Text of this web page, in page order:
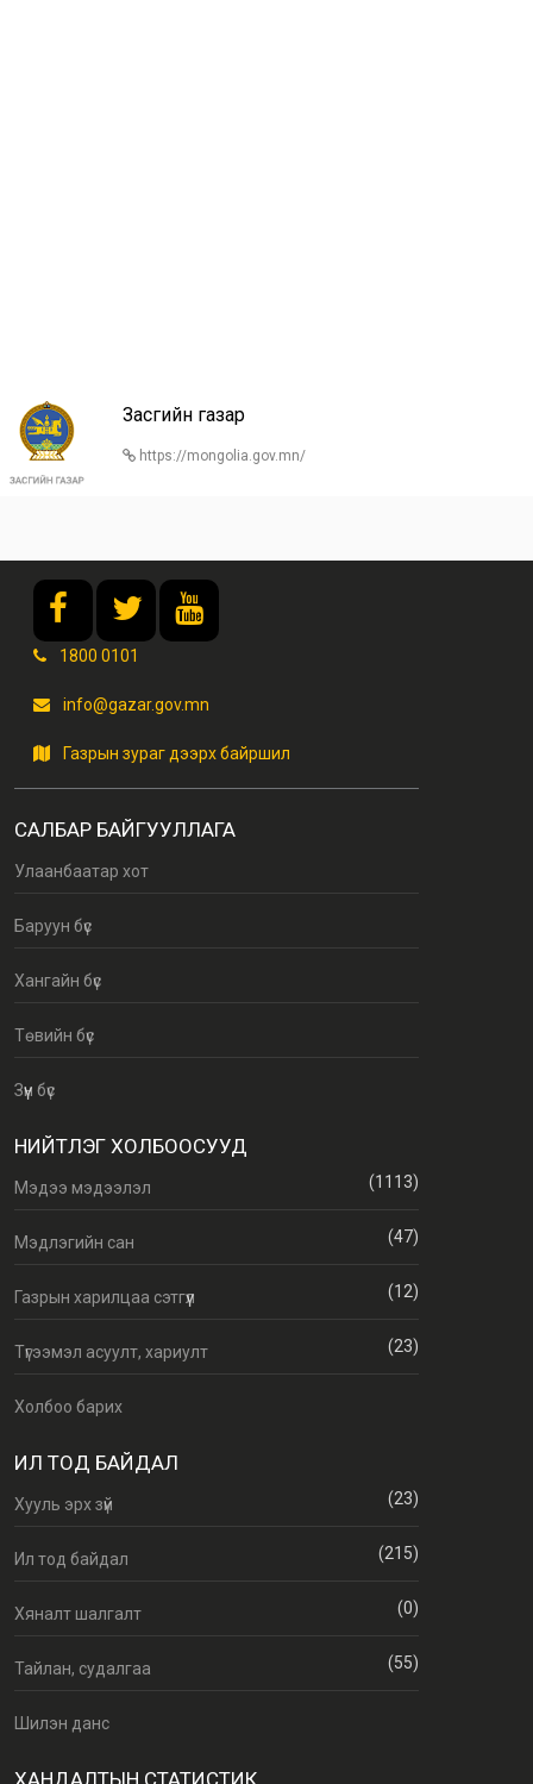
Засгийн газар
https://mongolia.gov.mn/
1800 0101
info@gazar.gov.mn
Газрын зураг дээрх байршил
САЛБАР БАЙГУУЛЛАГА
Улаанбаатар хот
Баруун бүс
Хангайн бүс
Төвийн бүс
Зүүн бүс
НИЙТЛЭГ ХОЛБООСУУД
Мэдээ мэдээлэл (1113)
Мэдлэгийн сан (47)
Газрын харилцаа сэтгүүл (12)
Түгээмэл асуулт, хариулт (23)
Холбоо барих
ИЛ ТОД БАЙДАЛ
Хууль эрх зүй (23)
Ил тод байдал (215)
Хяналт шалгалт (0)
Тайлан, судалгаа (55)
Шилэн данс